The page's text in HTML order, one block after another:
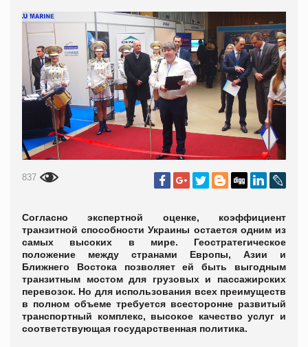
837
Согласно экспертной оценке, коэффициент
транзитной способности Украины остается одним из
самых высоких в мире. Геостратегическое
положение между странами Европы, Азии и
Ближнего Востока позволяет ей быть выгодным
транзитным мостом для грузовых и пассажирских
перевозок. Но для использования всех преимуществ
в полном объеме требуется всесторонне развитый
транспортный комплекс, высокое качество услуг и
соответствующая государственная политика.